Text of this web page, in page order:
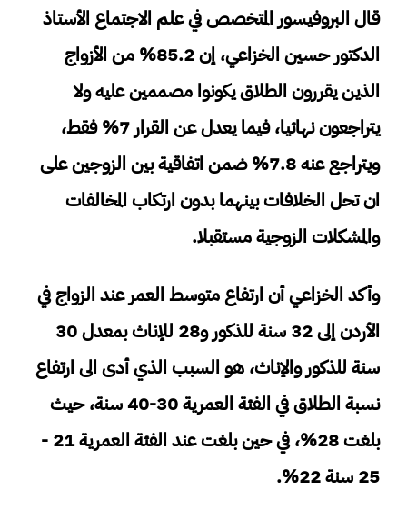
قال البروفيسور المتخصص في علم الاجتماع الأستاذ
الدكتور حسين الخزاعي، إن 85.2% من الأزواج
الذين يقررون الطلاق يكونوا مصممين عليه ولا
يتراجعون نهائيا، فيما يعدل عن القرار 7% فقط،
ويتراجع عنه 7.8% ضمن اتفاقية بين الزوجين على
ان تحل الخلافات بينهما بدون ارتكاب المخالفات
والمشكلات الزوجية مستقبلا.
وأكد الخزاعي أن ارتفاع متوسط العمر عند الزواج في
الأردن إلى 32 سنة للذكور و28 للإناث بمعدل 30
سنة للذكور والإناث، هو السبب الذي أدى الى ارتفاع
نسبة الطلاق في الفئة العمرية 30-40 سنة، حيث
بلغت 28%، في حين بلغت عند الفئة العمرية 21 -
25 سنة 22%.